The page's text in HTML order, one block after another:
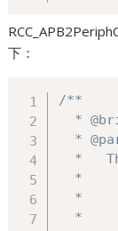
下：
/**
*
*
*
*
*
*